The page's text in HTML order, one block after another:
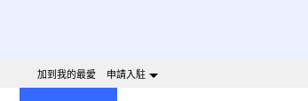
加到我的最愛 申請入駐